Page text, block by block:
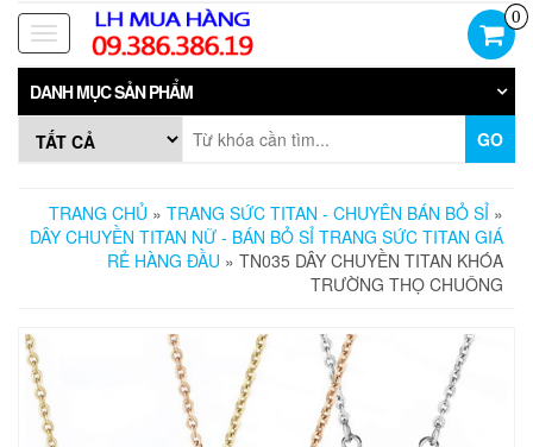
Skip
the
content
Toggle
navigation
0
DANH MỤC SẢN PHẨM
GO
TRANG CHỦ » TRANG SỨC TITAN - CHUYÊN BÁN BỎ SỈ »
DÂY CHUYỀN TITAN NỮ - BÁN BỎ SỈ TRANG SỨC TITAN GIÁ
RẺ HÀNG ĐẦU » TN035 DÂY CHUYỀN TITAN KHÓA
TRƯỜNG THỌ CHUÔNG